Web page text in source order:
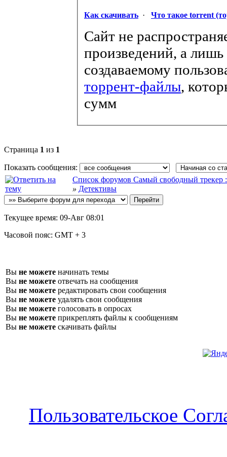
Как скачивать · Что такое torrent
Сайт не
произведений, а лишь
создаваемому
торрент-файлы,
сумм
Страница 1 из 1
Показать сообщения:
Список форумов Самый свободный трекер
» Детективы
Текущее время: 09-Авг 08:01
Часовой пояс: GMT + 3
Вы не можете начинать темы
Вы не можете отвечать на сообщения
Вы не можете редактировать свои сообщения
Вы не можете удалять свои сообщения
Вы не можете голосовать в опросах
Вы не можете прикреплять файлы к сообщениям
Вы не можете скачивать файлы
Пользовательское